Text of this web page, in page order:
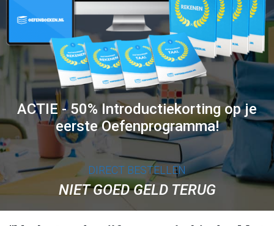
ACTIE - 50% Introductiekorting op je
eerste Oefenprogramma!
DIRECT BESTELLEN
NIET GOED GELD TERUG